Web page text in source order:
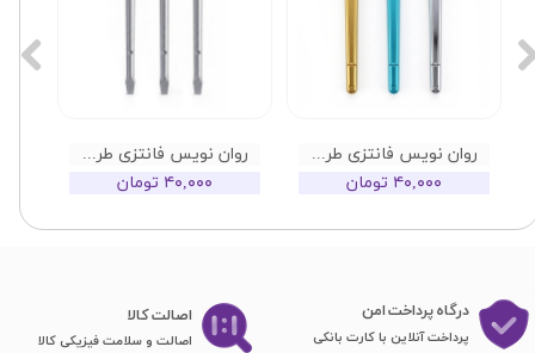
روان نویس فانتزی طرح پیج گوشتی
۴۰,۰۰۰ تومان
روان نویس فانتزی طرح آچار فرانسه
۴۰,۰۰۰ تومان
درگاه پرداخت امن
پرداخت آنلاین با کارت بانکی
اصا​​​​​​​لت کالا
اصالت و سلامت فیزیکی کالا